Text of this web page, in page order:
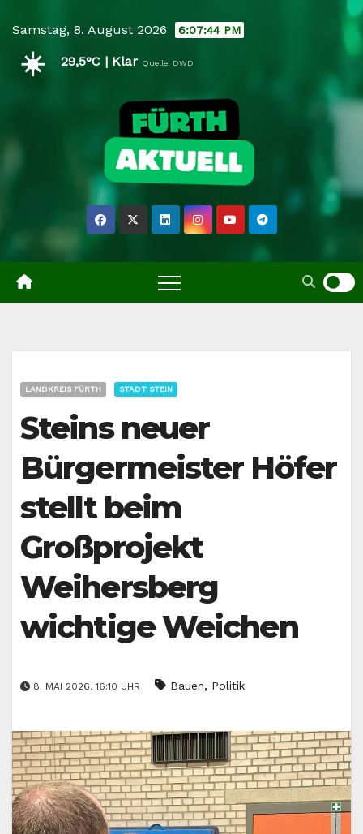
content
Samstag, 8. August 2026 6:07:45 PM
☀️ 29,5°C | Klar Quelle: DWD
LANDKREIS FÜRTH STADT STEIN
Steins neuer
Bürgermeister Höfer
stellt beim
Großprojekt
Weihersberg
wichtige Weichen
8. MAI 2026, 16:10 UHR Bauen, Politik